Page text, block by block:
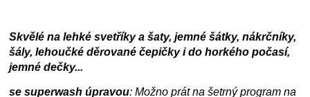
Skvělé na lehké svetříky a šaty, jemné šátky, nákrčníky,
šály, lehoučké děrované čepičky i do horkého počasí,
jemné dečky...
se superwash úpravou: Možno prát na šetrný program na